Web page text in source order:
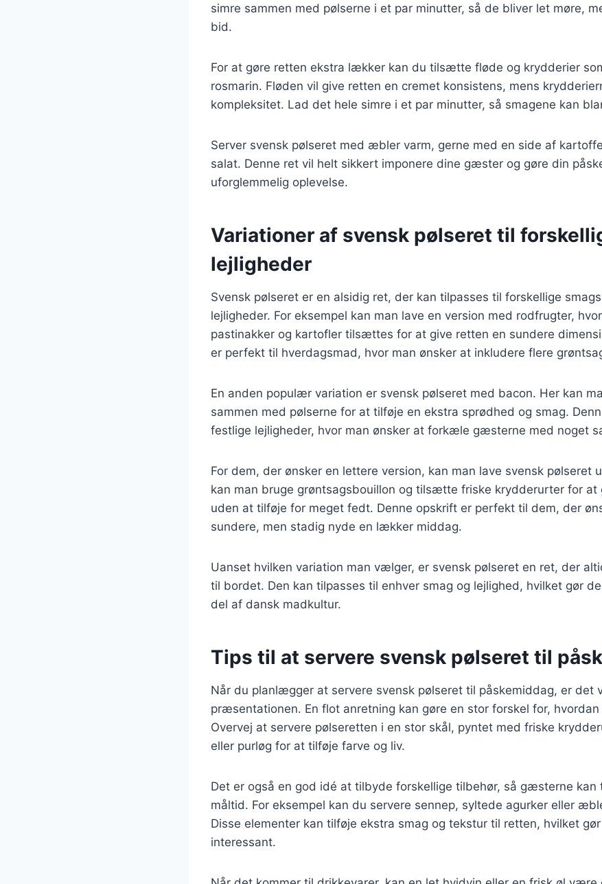
simre sammen med pølserne i et par minutter, så de bliver let møre,
bid.
For at gøre retten ekstra lækker kan du tilsætte fløde og krydderier
rosmarin. Fløden vil give retten en cremet konsistens, mens
kompleksitet. Lad det hele simre i et par minutter, så smagene kan
Server svensk pølseret med æbler varm, gerne med en side af
salat. Denne ret vil helt sikkert imponere dine gæster og gøre din
uforglemmelig oplevelse.
Variationer af svensk pølseret til
lejligheder
Svensk pølseret er en alsidig ret, der kan tilpasses til forskellige
lejligheder. For eksempel kan man lave en version med rodfrugter,
pastinakker og kartofler tilsættes for at give retten en sundere
er perfekt til hverdagsmad, hvor man ønsker at inkludere flere
En anden populær variation er svensk pølseret med bacon. Her kan
sammen med pølserne for at tilføje en ekstra sprødhed og smag.
festlige lejligheder, hvor man ønsker at forkæle gæsterne med noget
For dem, der ønsker en lettere version, kan man lave svensk pølseret
kan man bruge grøntsagsbouillon og tilsætte friske krydderurter for at
uden at tilføje for meget fedt. Denne opskrift er perfekt til dem, der
sundere, men stadig nyde en lækker middag.
Uanset hvilken variation man vælger, er svensk pølseret en ret, der
til bordet. Den kan tilpasses til enhver smag og lejlighed, hvilket gør
del af dansk madkultur.
Tips til at servere svensk pølseret til
Når du planlægger at servere svensk pølseret til påskemiddag, er det
præsentationen. En flot anretning kan gøre en stor forskel for,
Overvej at servere pølseretten i en stor skål, pyntet med friske
eller purløg for at tilføje farve og liv.
Det er også en god idé at tilbyde forskellige tilbehør, så gæsterne kan
måltid. For eksempel kan du servere sennep, syltede agurker eller
Disse elementer kan tilføje ekstra smag og tekstur til retten, hvilket
interessant.